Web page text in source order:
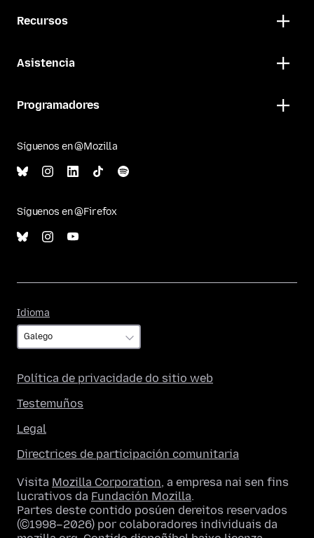
Recursos
Asistencia
Programadores
Síguenos en @Mozilla
Síguenos en @Firefox
Idioma
Política de privacidade do sitio web
Testemuños
Legal
Directrices de participación comunitaria
Visita Mozilla Corporation, a empresa nai sen fins
lucrativos da Fundación Mozilla.
Partes deste contido posúen dereitos reservados
(©1998–2026) por colaboradores individuais da